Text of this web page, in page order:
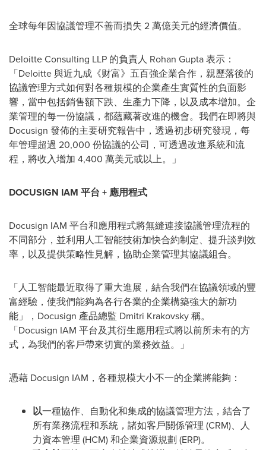
全球每年因協議管理不善而損失 2 萬億美元的經濟價值。
Deloitte Consulting LLP 的負責人 Rohan Gupta表示：
「Deloitte 與近九成《财富》五百強企業合作，親歷落後的
協議管理方式如何對各種規模的企業產生實質性的負面影
響，當中包括銷售額下跌、生產力下降，以及成本增加。企
業管理的每一份協議，都蘊藏著改進的機會。我們在即將與
Docusign 發佈的主要研究報告中，透過初步研究發現，每
年管理超過 20,000 份協議的公司，可透過改進系統和流
程，將收入增加 4,400 萬美元或以上。」
DOCUSIGN IAM 平台 +應用程式
Docusign IAM 平台和應用程式將無縫連接協議管理流程的
不同部分，並利用人工智能技術加快合約制定、提升談判效
率，以及提供策略性見解，協助企業管理其協議組合。
「人工智能最近取得了重大進展，結合我們在協議領域的豐
富經驗，使我們能夠為各行各業的企業構築強大的新功
能」，Docusign 產品總監 Dmitri Krakovsky 稱。
「Docusign IAM 平台及其衍生應用程式將以前所未有的方
式，為我們的客戶帶來切實的業務效益。」
憑藉 Docusign IAM，各種規模大小不一的企業將能夠：
以一種協作、自動化和集成的協議管理方法，結合了
所有業務流程和系統，諸如客戶關係管理 (CRM)、人
力資本管理 (HCM) 和企業資源規劃 (ERP)。